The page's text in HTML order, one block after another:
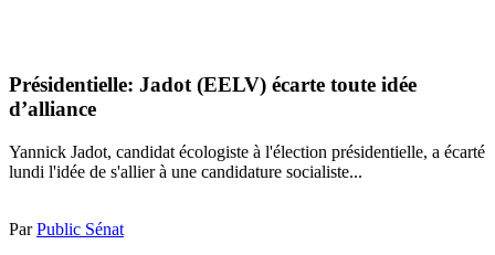
Présidentielle: Jadot (EELV) écarte toute idée
d’alliance
Yannick Jadot, candidat écologiste à l'élection présidentielle, a écarté
lundi l'idée de s'allier à une candidature socialiste...
ParPublic Sénat